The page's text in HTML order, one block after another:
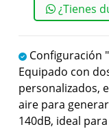
Configuración
Equipado con
personalizados,
aire para
140dB, ideal
¿Tienes